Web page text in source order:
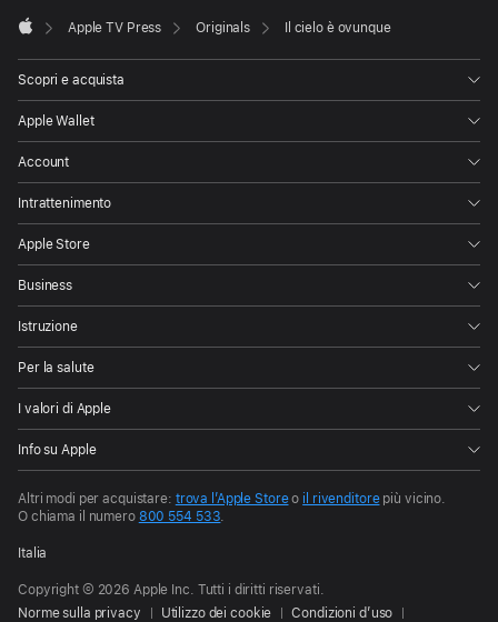
Footer

Apple TV Press Originals Il cielo è ovunque
Scopri e acquista
Apple Wallet
Account
Intrattenimento
Apple Store
Business
Istruzione
Per la salute
I valori di Apple
Info su Apple
Altri modi per acquistare: trova l’Apple Storeo il rivenditorepiù vicino.
O chiama il numero 800 554 533.
Italia
Copyright © 2026 Apple Inc. Tutti i diritti riservati.
Norme sulla privacy
Utilizzo dei cookie Condizioni d’uso